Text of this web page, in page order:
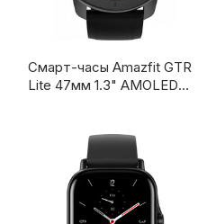
Смарт-часы Amazfit GTR
Lite 47мм 1.3" AMOLED